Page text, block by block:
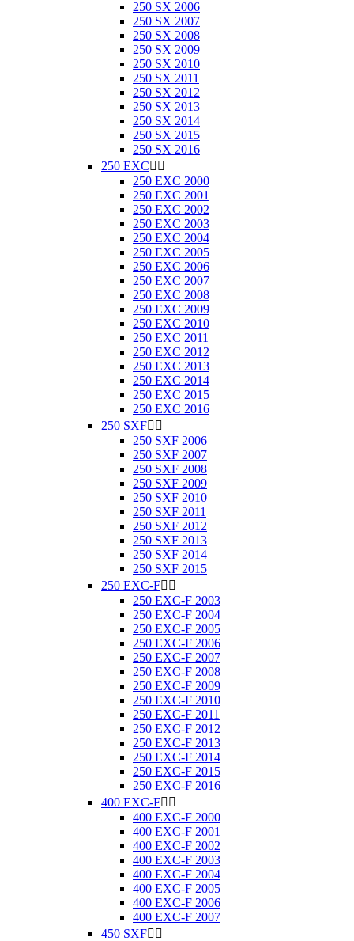
250 SX 2006
250 SX 2007
250 SX 2008
250 SX 2009
250 SX 2010
250 SX 2011
250 SX 2012
250 SX 2013
250 SX 2014
250 SX 2015
250 SX 2016
250 EXC 
250 EXC 2000
250 EXC 2001
250 EXC 2002
250 EXC 2003
250 EXC 2004
250 EXC 2005
250 EXC 2006
250 EXC 2007
250 EXC 2008
250 EXC 2009
250 EXC 2010
250 EXC 2011
250 EXC 2012
250 EXC 2013
250 EXC 2014
250 EXC 2015
250 EXC 2016
250 SXF 
250 SXF 2006
250 SXF 2007
250 SXF 2008
250 SXF 2009
250 SXF 2010
250 SXF 2011
250 SXF 2012
250 SXF 2013
250 SXF 2014
250 SXF 2015
250 EXC-F 
250 EXC-F 2003
250 EXC-F 2004
250 EXC-F 2005
250 EXC-F 2006
250 EXC-F 2007
250 EXC-F 2008
250 EXC-F 2009
250 EXC-F 2010
250 EXC-F 2011
250 EXC-F 2012
250 EXC-F 2013
250 EXC-F 2014
250 EXC-F 2015
250 EXC-F 2016
400 EXC-F 
400 EXC-F 2000
400 EXC-F 2001
400 EXC-F 2002
400 EXC-F 2003
400 EXC-F 2004
400 EXC-F 2005
400 EXC-F 2006
400 EXC-F 2007
450 SXF 